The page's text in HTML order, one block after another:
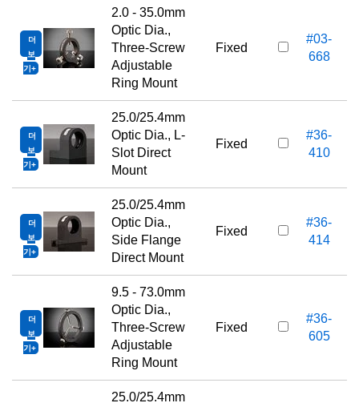
더
보
기
2.0 - 35.0mm
Optic Dia.,
Three-Screw
Adjustable
Ring Mount
Fixed
#03-
668
더
보
기
25.0/25.4mm
Optic Dia., L-
Slot Direct
Mount
Fixed
#36-
410
더
보
기
25.0/25.4mm
Optic Dia.,
Side Flange
Direct Mount
Fixed
#36-
414
더
보
기
9.5 - 73.0mm
Optic Dia.,
Three-Screw
Adjustable
Ring Mount
Fixed
#36-
605
25.0/25.4mm